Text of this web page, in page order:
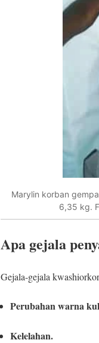
Marylin korban
6,35 kg.
Apa gejala
Gejala-gejala
Perubahan warna
Kelelahan.